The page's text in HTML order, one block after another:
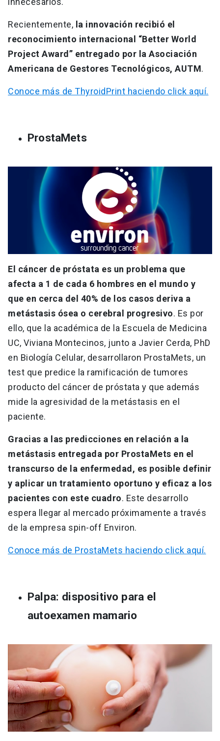
Recientemente, la innovación recibió el
reconocimiento internacional “Better World
Project Award” entregado por la Asociación
Americana de Gestores Tecnológicos, AUTM.
Conoce más de ThyroidPrint haciendo click aquí.
ProstaMets
El cáncer de próstata es un problema que
afecta a 1 de cada 6 hombres en el mundo y
que en cerca del 40% de los casos deriva a
metástasis ósea o cerebral progresivo. Es por
ello, que la académica de la Escuela de Medicina
UC, Viviana Montecinos, junto a Javier Cerda, PhD
en Biología Celular, desarrollaron ProstaMets, un
test que predice la ramificación de tumores
producto del cáncer de próstata y que además
mide la agresividad de la metástasis en el
paciente.
Gracias a las predicciones en relación a la
metástasis entregada por ProstaMets en el
transcurso de la enfermedad, es posible definir
y aplicar un tratamiento oportuno y eficaz a los
pacientes con este cuadro. Este desarrollo
espera llegar al mercado próximamente a través
de la empresa spin-off Environ.
Conoce más de ProstaMets haciendo click aquí.
Palpa: dispositivo para el
autoexamen mamario